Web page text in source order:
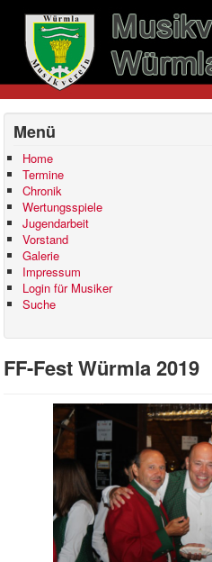
Menü
Home
Termine
Chronik
Wertungsspiele
Jugendarbeit
Vorstand
Galerie
Impressum
Login für Musiker
Suche
FF-Fest Würmla 2019